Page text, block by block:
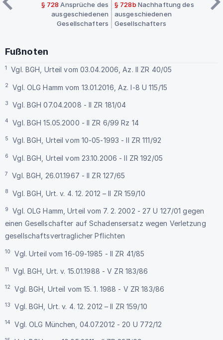
§ 728 Ansprüche des
ausgeschiedenen
Gesellschafters
§ 728b Nachhaftung des
ausgeschiedenen
Gesellschafters
Fußnoten
1 Vgl. BGH, Urteil vom 03.04.2006, Az. II ZR 40/05
2 Vgl. OLG Hamm vom 13.01.2016, Az. I-8 U 115/15
3 Vgl. BGH 07.04.2008 - II ZR 181/04
4 Vgl. BGH 15.05.2000 - II ZR 6/99 Rz 14
5 Vgl. BGH, Urteil vom 10-05-1993 - II ZR 111/92
6 Vgl. BGH, Urteil vom 23.10.2006 - II ZR 192/05
7 Vgl. BGH, 26.01.1967 - II ZR 127/65
8 Vgl. BGH, Urt. v. 4. 12. 2012 – II ZR 159/10
9
Vgl. OLG Hamm, Urteil vom 7. 2. 2002 - 27 U 127/01 gegen
einen Gesellschafter auf Schadensersatz wegen Verletzung
gesellschaftsvertraglicher Pflichten
10 Vgl. Urteil vom 16-09-1985 - II ZR 41/85
11 Vgl. BGH, Urt. v. 15.01.1988 - V ZR 183/86
12 Vgl. BGH, Urteil vom 15. 1. 1988 - V ZR 183/86
13 Vgl. BGH, Urt. v. 4. 12. 2012 – II ZR 159/10
14 Vgl. OLG München, 04.07.2012 - 20 U 772/12